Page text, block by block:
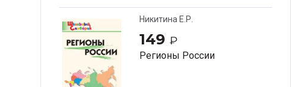
Никитина Е.Р.
149 ₽
Регионы России